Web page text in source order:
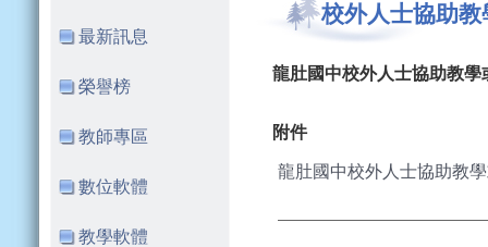
最新訊息
榮譽榜
教師專區
數位軟體
教學軟體
校外人士協助教
龍肚國中校外人士協助教學
附件
龍肚國中校外人士協助教